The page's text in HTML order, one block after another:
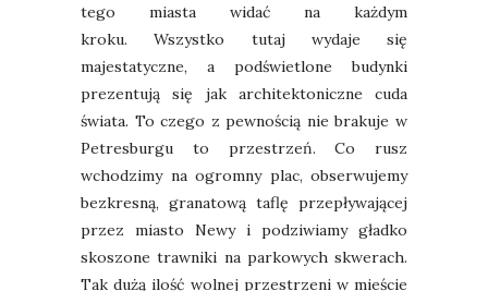
tego miasta widać na każdym
kroku. Wszystko tutaj wydaje się
majestatyczne, a podświetlone budynki
prezentują się jak architektoniczne cuda
świata. To czego z pewnością nie brakuje w
Petresburgu to przestrzeń. Co rusz
wchodzimy na ogromny plac, obserwujemy
bezkresną, granatową taflę przepływającej
przez miasto Newy i podziwiamy gładko
skoszone trawniki na parkowych skwerach.
Tak dużą ilość wolnej przestrzeni w mieście